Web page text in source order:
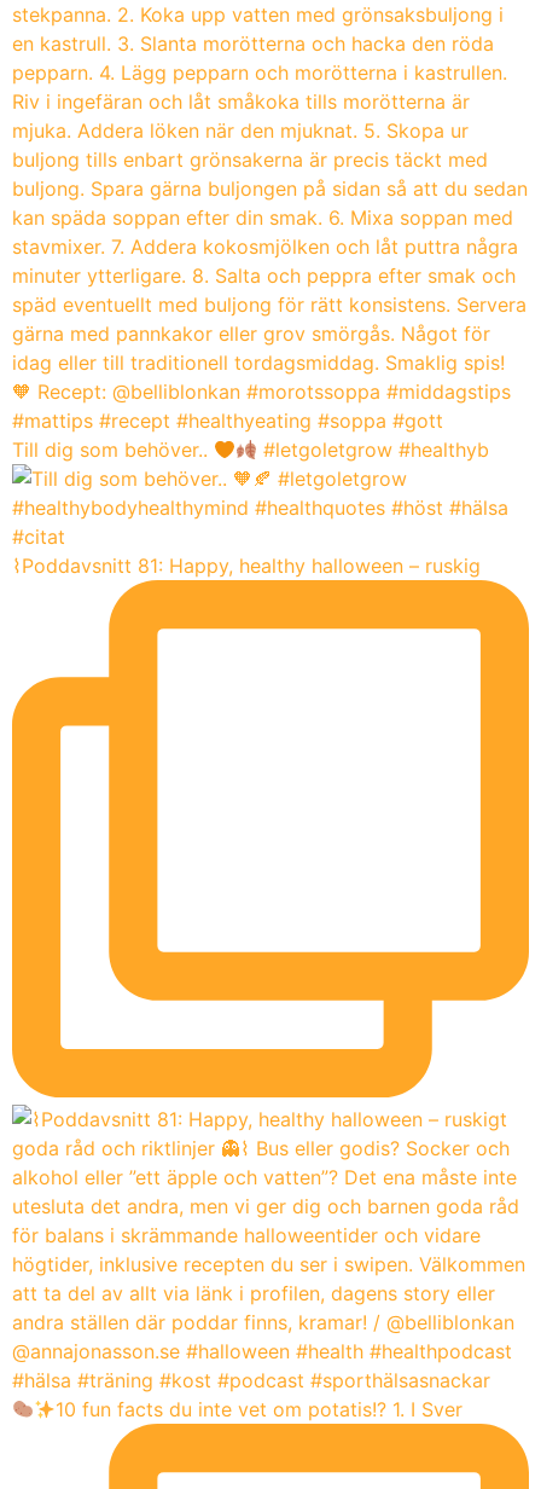
Till dig som behöver.. #letgoletgrow #healthyb
⌇Poddavsnitt 81: Happy, healthy halloween – ruskig
10 fun facts du inte vet om potatis!? 1. I Sver